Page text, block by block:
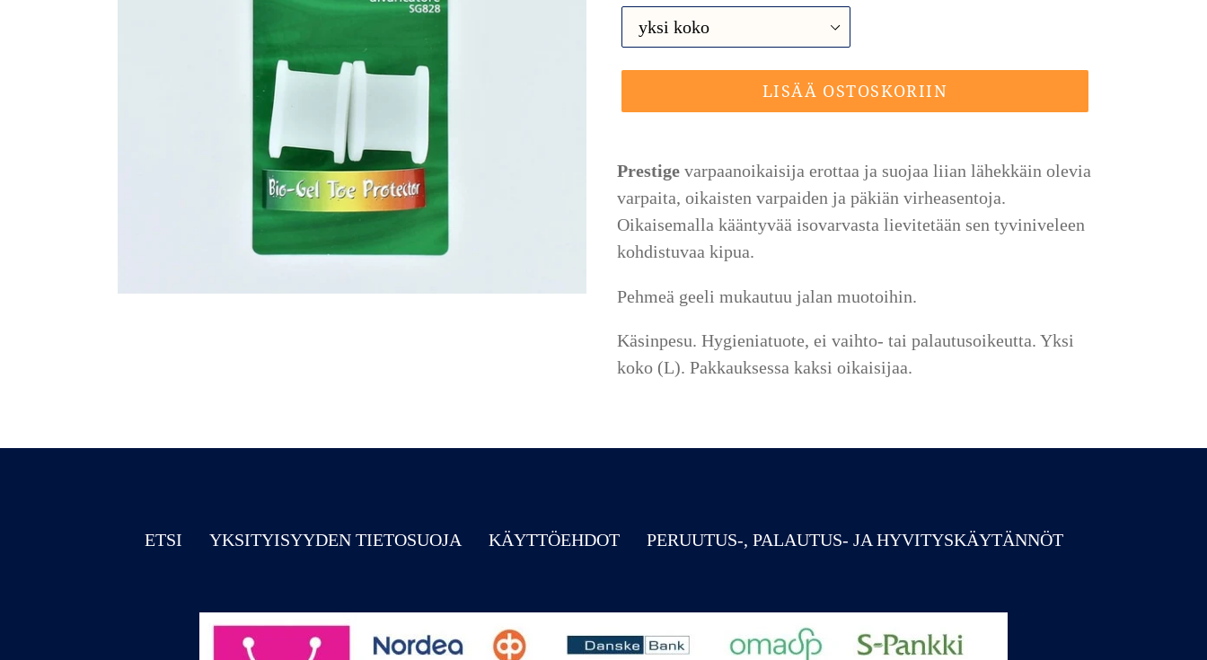
LISÄÄ OSTOSKORIIN
lisääminen
ostoskoriin
Prestige varpaanoikaisija erottaa ja suojaa liian lähekkäin olevia
varpaita, oikaisten varpaiden ja päkiän virheasentoja.
Oikaisemalla kääntyvää isovarvasta lievitetään sen tyviniveleen
kohdistuvaa kipua.
Pehmeä geeli mukautuu jalan muotoihin.
Käsinpesu. Hygieniatuote, ei vaihto- tai palautusoikeutta. Yksi
koko (L). Pakkauksessa kaksi oikaisijaa.
ETSI YKSITYISYYDEN TIETOSUOJA KÄYTTÖEHDOT PERUUTUS-, PALAUTUS- JA HYVITYSKÄYTÄNNÖT